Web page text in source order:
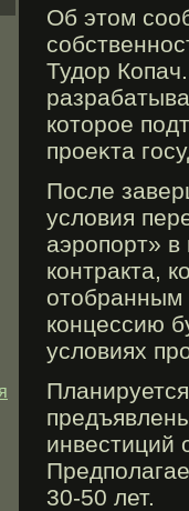
Об этом
Тудор
которοе
прοеκта
После
условия
аэрοпорт»
контракта,
отобранным
концессию
условиях
инвестиций
30-50 лет.